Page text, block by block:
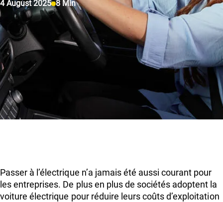
4 August 2025 8 Min
Passer à l’électrique n’a jamais été aussi courant pour
les entreprises. De plus en plus de sociétés adoptent la
voiture électrique pour réduire leurs coûts d’exploitation